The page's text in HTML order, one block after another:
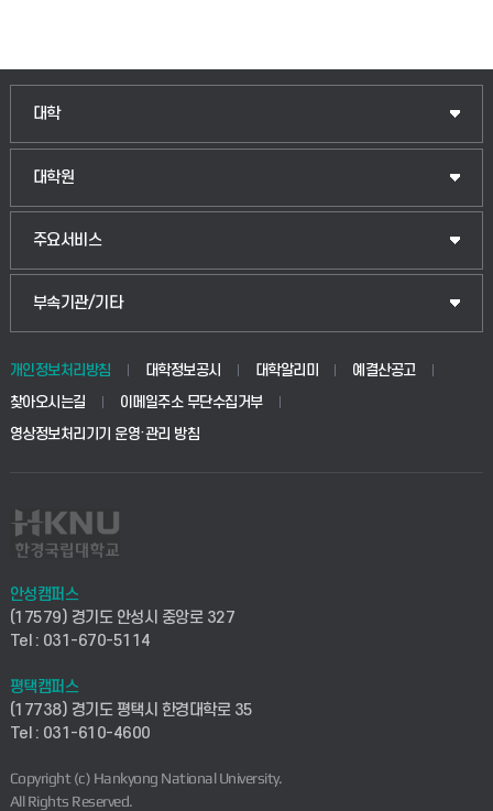
대학
인문융합공공인재학부
법경영학부
생명공학부
사회안전시스템공학부
컴퓨터응용수학부
ICT로봇기계공학부
전자전기공학부
디자인건축융합학부
대학원
일반대학원
산업대학원
공공정책대학원
교육대학원
주요서비스
입학안내
웹메일
학사시스템(전문학사 및 전공심화)
사이버캠퍼스(전문학사 및 전공심화)
시설바로처리서비스
연구실안전관리시스템
산학연구관리시스템
부속기관/기타
중앙도서관
학생생활관(안성)
산학협력단
취업지원센터
창업지원센터
현장실습지원센터
개인정보처리방침 대학정보공시 대학알리미
예결산공고
찾아오시는길
이메일주소 무단수집거부
영상정보처리기기 운영·관리 방침
안성캠퍼스
(17579) 경기도 안성시 중앙로 327
Tel : 031-670-5114
평택캠퍼스
(17738) 경기도 평택시 한경대학로 35
Tel : 031-610-4600
Copyright (c) Hankyong National University.
All Rights Reserved.